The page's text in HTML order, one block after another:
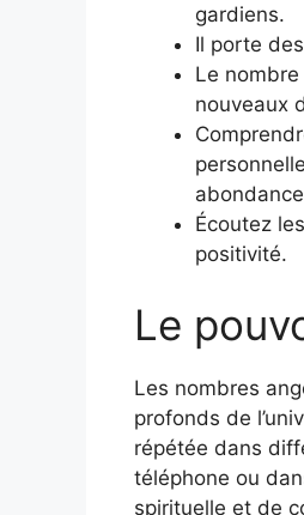
gardiens.
Il porte
Le
nouveaux
Écoutez
positivité.
Le
Les nombres
profonds de
répétée dans
téléphone ou
spirituelle et de